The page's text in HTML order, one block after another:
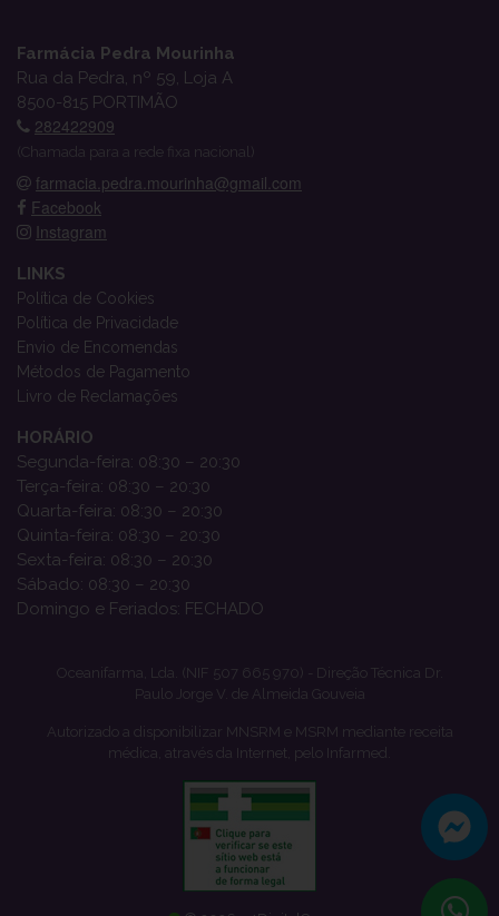
Farmácia Pedra Mourinha
Rua da Pedra, nº 59, Loja A
8500-815 PORTIMÃO
282422909
(Chamada para a rede fixa nacional)
farmacia.pedra.mourinha@gmail.com
Facebook
Instagram
LINKS
Política de Cookies
Política de Privacidade
Envio de Encomendas
Métodos de Pagamento
Livro de Reclamações
HORÁRIO
Segunda-feira: 08:30 – 20:30
Terça-feira: 08:30 – 20:30
Quarta-feira: 08:30 – 20:30
Quinta-feira: 08:30 – 20:30
Sexta-feira: 08:30 – 20:30
Sábado: 08:30 – 20:30
Domingo e Feriados: FECHADO
Oceanifarma, Lda. (NIF 507 665 970) - Direção Técnica Dr.
Paulo Jorge V. de Almeida Gouveia
Autorizado a disponibilizar MNSRM e MSRM mediante receita
médica, através da Internet, pelo Infarmed.